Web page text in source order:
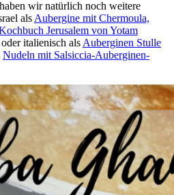
wir natürlich noch weitere
als Aubergine mit Chermoula,
Jerusalem von Yotam
oder italienisch als Auberginen Stulle
Nudeln mit Salsiccia-Auberginen-